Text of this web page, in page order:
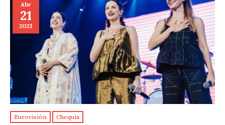
Abr
21
2023
Eurovisión Chequia